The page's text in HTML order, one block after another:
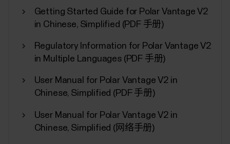
​Nightly Recharge™ 是一种夜间恢复测量，显示您的
身体如何应对您最近经历的整体压力。整体压力可
环境、生活方式、训练等。您的身体无法区分压力
的来源。您可能经历了一天繁重的工作、一次高强
的一天之后，您的身体很可能在接下来的晚上无法
很好地恢复。此外，对于您认为是积极的事情，比
响您的夜间恢复。Nightly Recharge 状况基于两个
组成部分：睡眠状况（睡眠恢复）和自主神经系统
Getting Started Guide for Polar Vantage V2
in Chinese, Simplified (PDF 手册)
Regulatory Information for Polar Vantage V2
in Multiple Languages (PDF 手册)
User Manual for Polar Vantage V2 in
Chinese, Simplified (PDF 手册)
User Manual for Polar Vantage V2 in
Chinese, Simplified (网络手册)